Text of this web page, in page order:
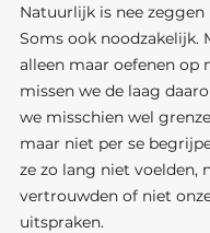
Natuurlijk is nee
Soms ook noodzakelijk.
alleen maar oefenen op
missen we de laag
we misschien wel
maar niet per se
ze zo lang niet voelden,
vertrouwden of niet
uitspraken.